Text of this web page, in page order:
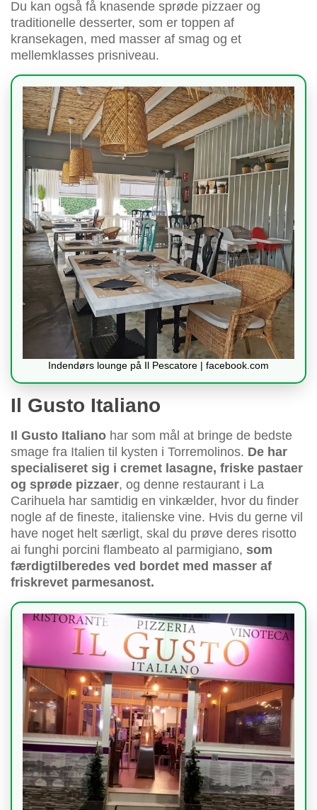
Du kan også få knasende sprøde pizzaer og
traditionelle desserter, som er toppen af
kransekagen, med masser af smag og et
mellemklasses prisniveau.
Indendørs lounge på Il Pescatore | facebook.com
Il Gusto Italiano
Il Gusto Italiano har som mål at bringe de bedste
smage fra Italien til kysten i Torremolinos. De har
specialiseret sig i cremet lasagne, friske pastaer
og sprøde pizzaer, og denne restaurant i La
Carihuela har samtidig en vinkælder, hvor du finder
nogle af de fineste, italienske vine. Hvis du gerne vil
have noget helt særligt, skal du prøve deres risotto
ai funghi porcini flambeato al parmigiano, som
færdigtilberedes ved bordet med masser af
friskrevet parmesanost.